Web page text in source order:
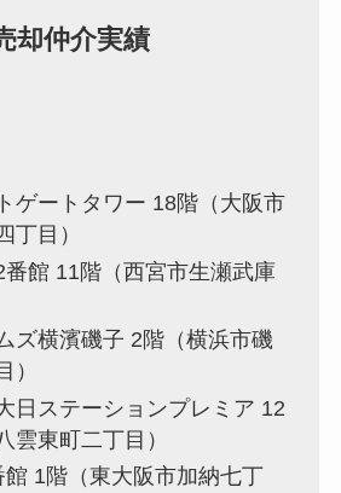
却仲介実績
ゲートタワー 18階（大阪市
丁目）
番館 11階（西宮市生瀬武庫
ズ横濱磯子 2階（横浜市磯
）
日ステーションプレミア 12
雲東町二丁目）
館 1階（東大阪市加納七丁